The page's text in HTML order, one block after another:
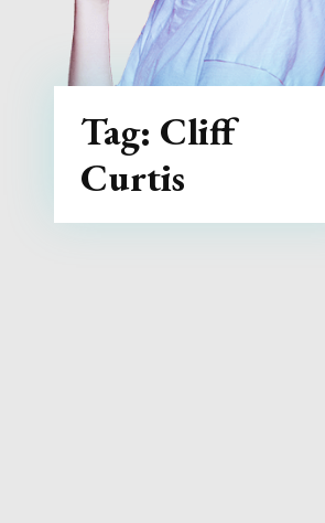
Tag: Cliff
Curtis